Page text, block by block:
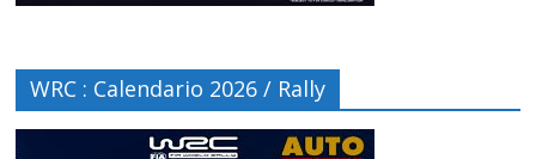
WRC : Calendario 2026 / Rally